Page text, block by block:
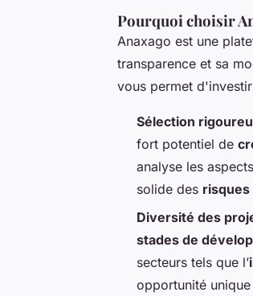
Pourquoi choisir
Anaxago est une
transparence et sa
vous permet
Sélection
fort potentiel de
analyse les
solide des risques
Diversité des
stades de
secteurs tels que l’
opportunité